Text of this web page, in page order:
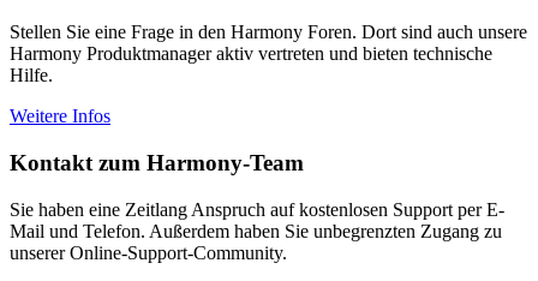
Stellen Sie eine Frage in den Harmony Foren. Dort sind auch unsere
Harmony Produktmanager aktiv vertreten und bieten technische
Hilfe.
Weitere Infos
Kontakt zum Harmony-Team
Sie haben eine Zeitlang Anspruch auf kostenlosen Support per E-
Mail und Telefon. Außerdem haben Sie unbegrenzten Zugang zu
unserer Online-Support-Community.